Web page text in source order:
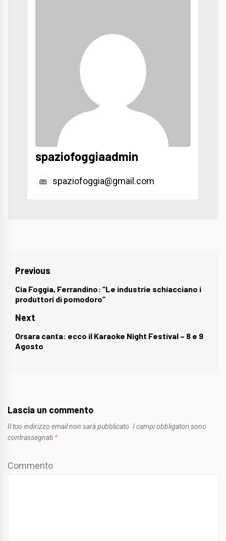
spaziofoggiaadmin
spaziofoggia@gmail.com
Navigazione
articoli
Previous
Previous
post:
Cia Foggia, Ferrandino: “Le industrie schiacciano i
produttori di pomodoro”
Next
Next
post:
Orsara canta: ecco il Karaoke Night Festival – 8 e 9
Agosto
Lascia un commento
Il tuo indirizzo email non sarà pubblicato. I campi obbligatori sono
contrassegnati *
Commento